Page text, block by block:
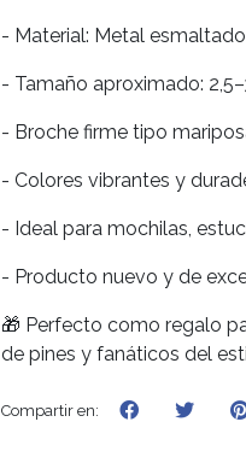
- Material: Metal
- Tamaño aproximado:
- Broche firme tipo
- Colores vibrantes y
- Ideal para mochilas,
- Producto nuevo y de
🎁 Perfecto como regalo
de pines y fanáticos del
Compartir en: